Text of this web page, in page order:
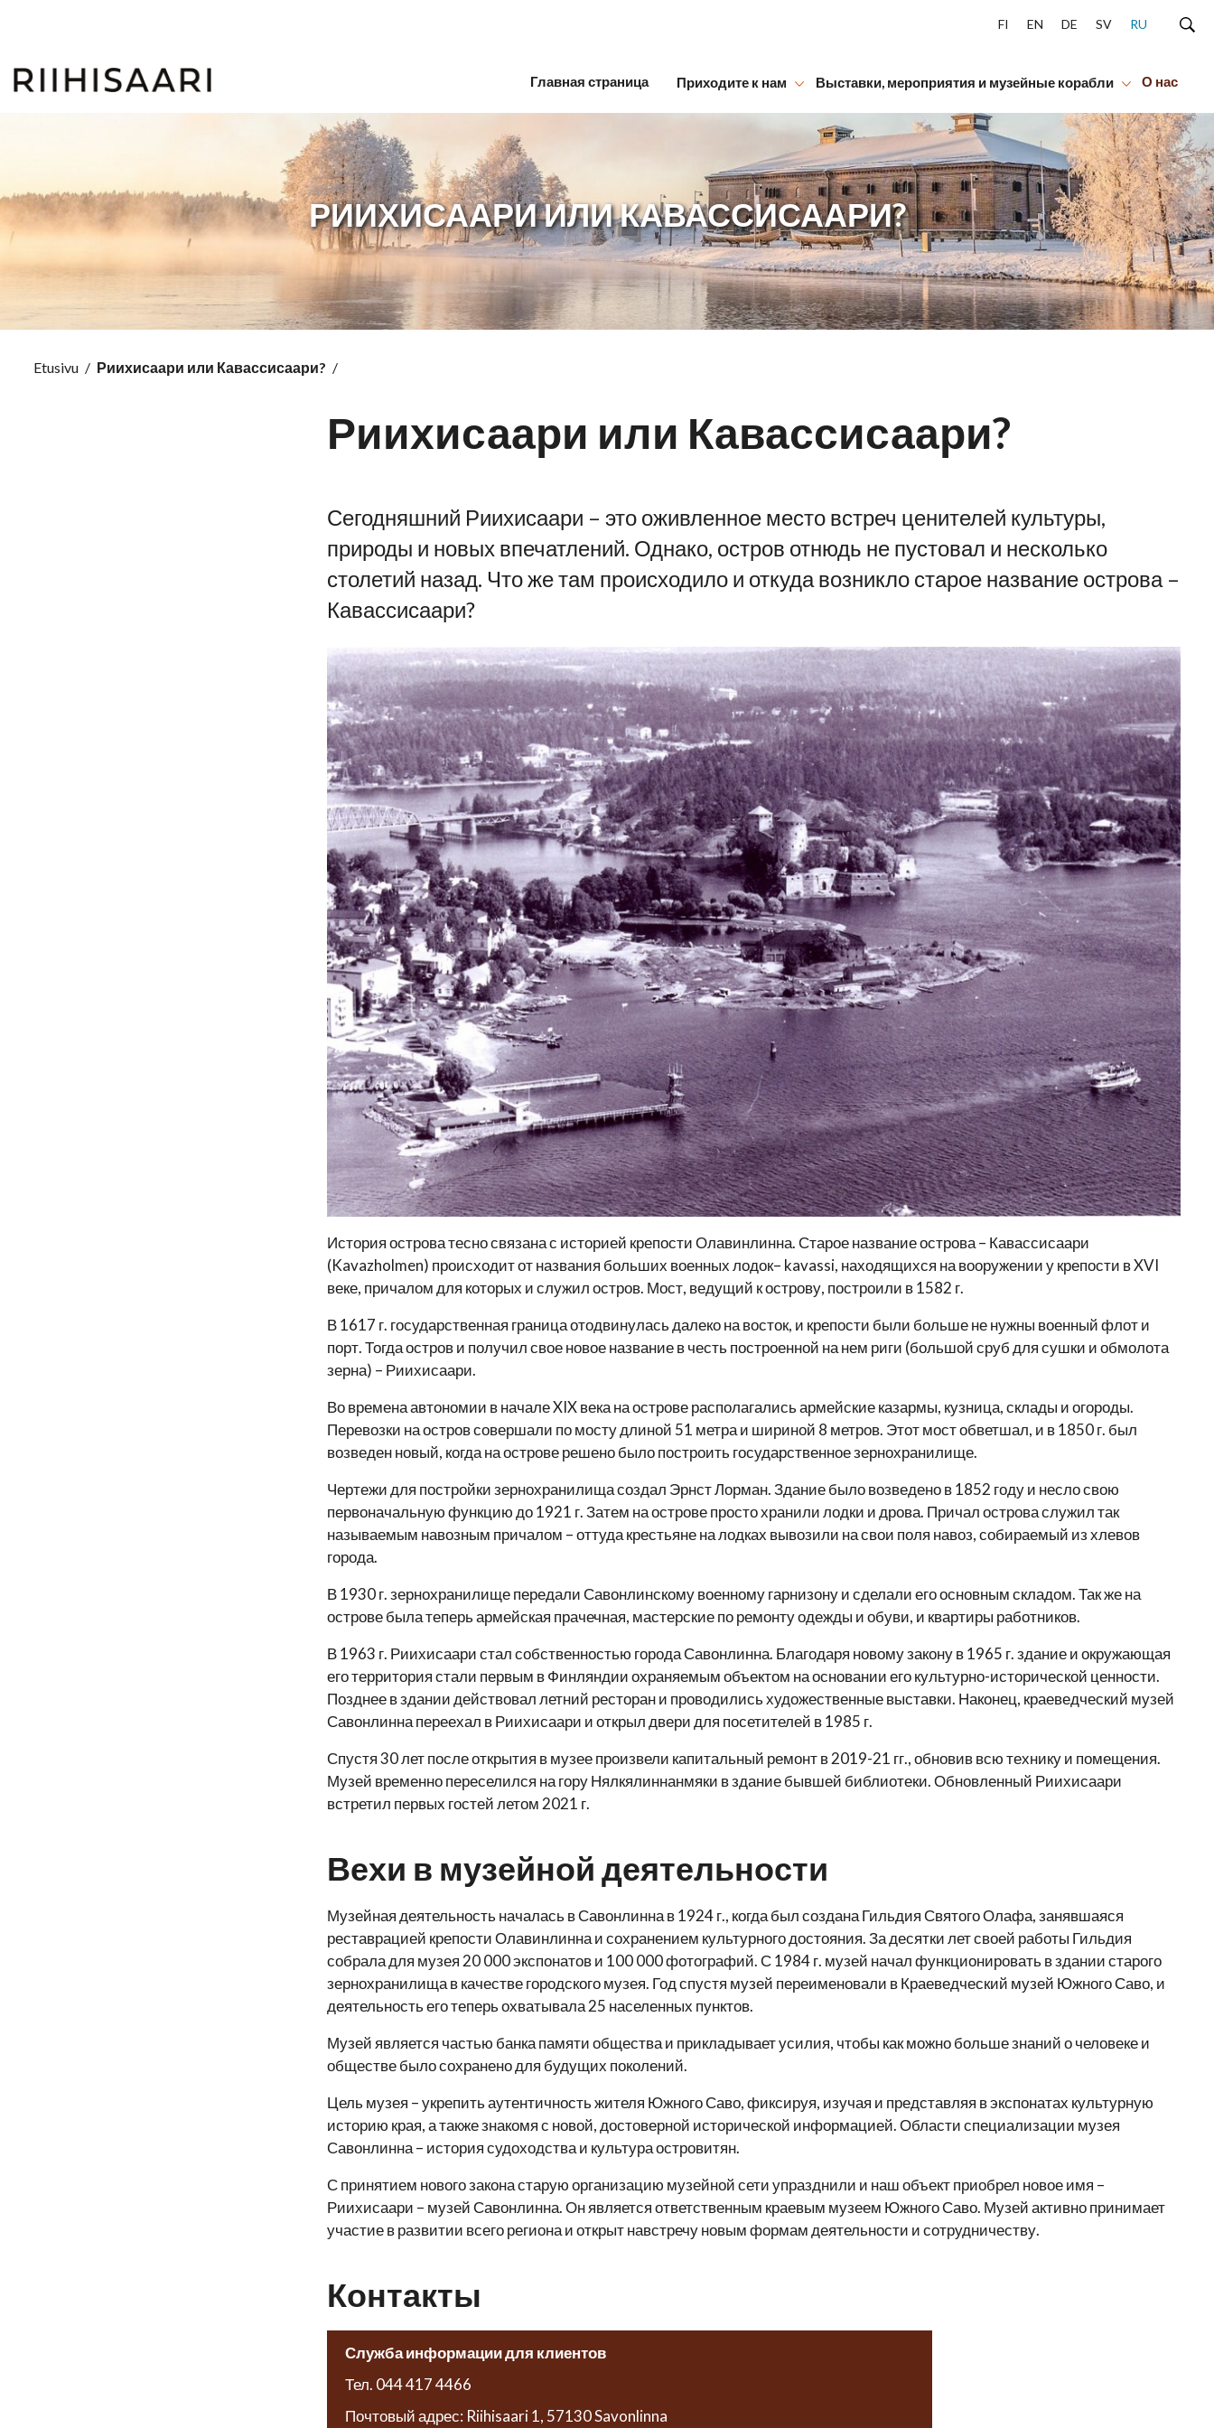
Hyppää sisältöön
FI EN DE SV RU
Главная страница Приходите к нам Выставки, мероприятия и музейные корабли О нас
РИИХИСААРИ ИЛИ КАВАССИСААРИ?
Etusivu / Риихисаари или Кавассисаари? /
Риихисаари или Кавассисаари?
Сегодняшний Риихисаари – это оживленное место встреч ценителей культуры,
природы и новых впечатлений. Однако, остров отнюдь не пустовал и несколько
столетий назад. Что же там происходило и откуда возникло старое название острова –
Кавассисаари?
История острова тесно связана с историей крепости Олавинлинна. Старое название острова – Кавассисаари
(Kavazholmen) происходит от названия больших военных лодок– kavassi, находящихся на вооружении у крепости в XVI
веке, причалом для которых и служил остров. Мост, ведущий к острову, построили в 1582 г.
В 1617 г. государственная граница отодвинулась далеко на восток, и крепости были больше не нужны военный флот и
порт. Тогда остров и получил свое новое название в честь построенной на нем риги (большой сруб для сушки и обмолота
зерна) – Риихисаари.
Во времена автономии в начале XIX века на острове располагались армейские казармы, кузница, склады и огороды.
Перевозки на остров совершали по мосту длиной 51 метра и шириной 8 метров. Этот мост обветшал, и в 1850 г. был
возведен новый, когда на острове решено было построить государственное зернохранилище.
Чертежи для постройки зернохранилища создал Эрнст Лорман. Здание было возведено в 1852 году и несло свою
первоначальную функцию до 1921 г. Затем на острове просто хранили лодки и дрова. Причал острова служил так
называемым навозным причалом – оттуда крестьяне на лодках вывозили на свои поля навоз, собираемый из хлевов
города.
В 1930 г. зернохранилище передали Савонлинскому военному гарнизону и сделали его основным складом. Так же на
острове была теперь армейская прачечная, мастерские по ремонту одежды и обуви, и квартиры работников.
В 1963 г. Риихисаари стал собственностью города Савонлинна. Благодаря новому закону в 1965 г. здание и окружающая
его территория стали первым в Финляндии охраняемым объектом на основании его культурно-исторической ценности.
Позднее в здании действовал летний ресторан и проводились художественные выставки. Наконец, краеведческий музей
Савонлинна переехал в Риихисаари и открыл двери для посетителей в 1985 г.
Спустя 30 лет после открытия в музее произвели капитальный ремонт в 2019-21 гг., обновив всю технику и помещения.
Музей временно переселился на гору Нялкялиннанмяки в здание бывшей библиотеки. Обновленный Риихисаари
встретил первых гостей летом 2021 г.
Вехи в музейной деятельности
Музейная деятельность началась в Савонлинна в 1924 г., когда был создана Гильдия Святого Олафа, занявшаяся
реставрацией крепости Олавинлинна и сохранением культурного достояния. За десятки лет своей работы Гильдия
собрала для музея 20 000 экспонатов и 100 000 фотографий. С 1984 г. музей начал функционировать в здании старого
зернохранилища в качестве городского музея. Год спустя музей переименовали в Краеведческий музей Южного Саво, и
деятельность его теперь охватывала 25 населенных пунктов.
Музей является частью банка памяти общества и прикладывает усилия, чтобы как можно больше знаний о человеке и
обществе было сохранено для будущих поколений.
Цель музея – укрепить аутентичность жителя Южного Саво, фиксируя, изучая и представляя в экспонатах культурную
историю края, а также знакомя с новой, достоверной исторической информацией. Области специализации музея
Савонлинна – история судоходства и культура островитян.
С принятием нового закона старую организацию музейной сети упразднили и наш объект приобрел новое имя –
Риихисаари – музей Савонлинна. Он является ответственным краевым музеем Южного Саво. Музей активно принимает
участие в развитии всего региона и открыт навстречу новым формам деятельности и сотрудничеству.
Контакты
Служба информации для клиентов
Тел. 044 417 4466
Почтовый адрес: Riihisaari 1, 57130 Savonlinna